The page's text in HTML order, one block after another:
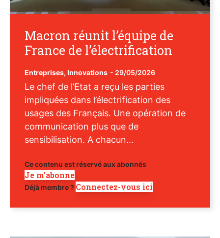
Macron réunit l’équipe de
France de l’électrification
Entreprises, Innovations - 29/05/2026
Le chef de l’Etat a reçu les parties
impliquées dans l’électrification des
usages des Français. Une opération de
communication plus que de
sensibilisation. A chacun...
Ce contenu est réservé aux abonnés
Je m'abonne
Déjà membre ? Connectez-vous ici